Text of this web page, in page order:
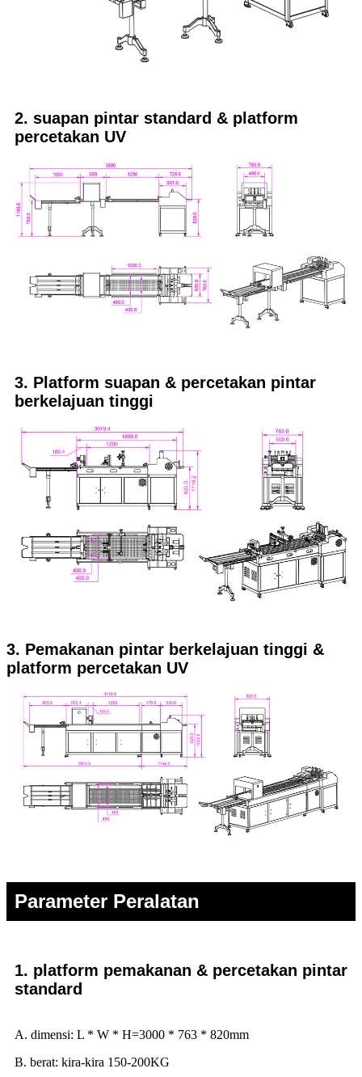
2. suapan pintar standard & platform
percetakan UV
3. Platform suapan & percetakan pintar
berkelajuan tinggi
3. Pemakanan pintar berkelajuan tinggi &
platform percetakan UV
Parameter Peralatan
1. platform pemakanan & percetakan pintar
standard
A. dimensi: L * W * H=3000 * 763 * 820mm
B. berat: kira-kira 150-200KG